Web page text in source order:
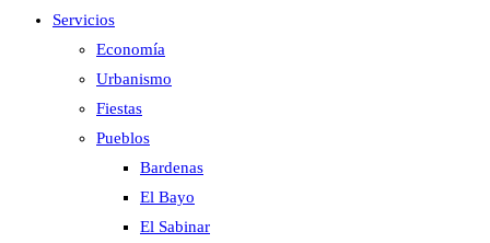
Servicios
Economía
Urbanismo
Fiestas
Pueblos
Bardenas
El Bayo
El Sabinar